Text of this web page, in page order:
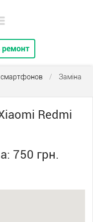
смартфонов /
Заміна
Redmi
750 грн.